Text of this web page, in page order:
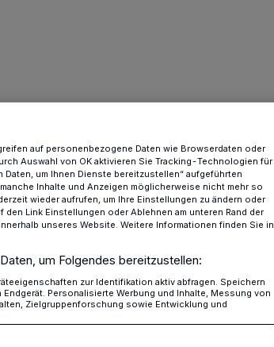
Stadthalle Erkrath
auf personenbezogene Daten wie Browserdaten oder
Auswahl von OK aktivieren Sie Tracking-Technologien für
Daten, um Ihnen Dienste bereitzustellen“ aufgeführten
Inhalte und Anzeigen möglicherweise nicht mehr so
wieder aufrufen, um Ihre Einstellungen zu ändern oder
den Link Einstellungen oder Ablehnen am unteren Rand der
unseres Website. Weitere Informationen finden Sie in
um Folgendes bereitzustellen:
zur Identifikation aktiv abfragen. Speichern
Personalisierte Werbung und Inhalte, Messung von
Zielgruppenforschung sowie Entwicklung und